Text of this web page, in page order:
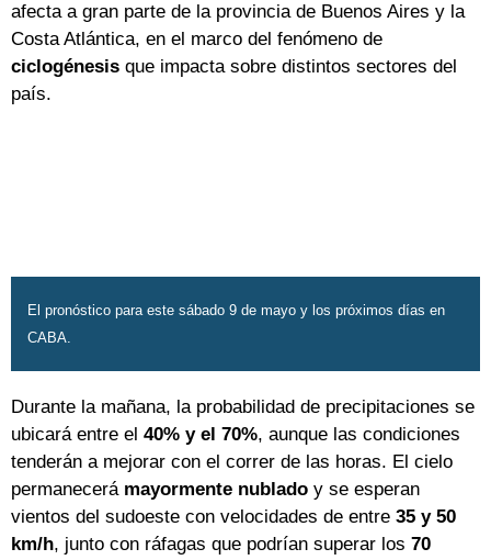
afecta a gran parte de la provincia de Buenos Aires y la
Costa Atlántica, en el marco del fenómeno de
ciclogénesis que impacta sobre distintos sectores del
país.
El pronóstico para este sábado 9 de mayo y los próximos días en
CABA.
Durante la mañana, la probabilidad de precipitaciones se
ubicará entre el 40% y el 70%, aunque las condiciones
tenderán a mejorar con el correr de las horas. El cielo
permanecerá mayormente nublado y se esperan
vientos del sudoeste con velocidades de entre 35 y 50
km/h, junto con ráfagas que podrían superar los 70